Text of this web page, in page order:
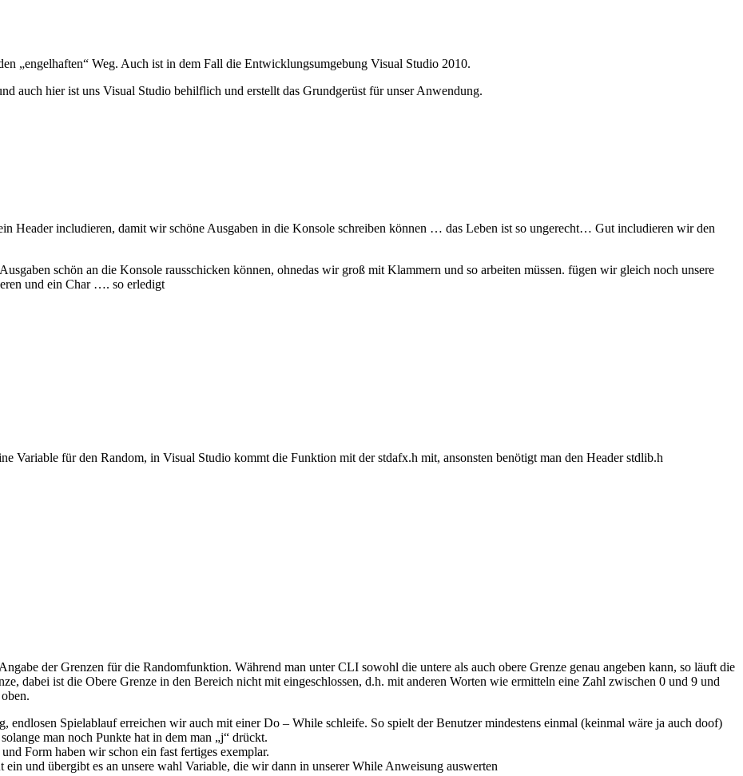
„engelhaften“ Weg. Auch ist in dem Fall die Entwicklungsumgebung Visual Studio 2010.
auch hier ist uns Visual Studio behilflich und erstellt das Grundgerüst für unser Anwendung.
Header includieren, damit wir schöne Ausgaben in die Konsole schreiben können … das Leben ist so ungerecht… Gut includieren wir den
schön an die Konsole rausschicken können, ohnedas wir groß mit Klammern und so arbeiten müssen. fügen wir gleich noch unsere
und ein Char …. so erledigt
Variable für den Random, in Visual Studio kommt die Funktion mit der stdafx.h mit, ansonsten benötigt man den Header stdlib.h
der Grenzen für die Randomfunktion. Während man unter CLI sowohl die untere als auch obere Grenze genau angeben kann, so läuft die
dabei ist die Obere Grenze in den Bereich nicht mit eingeschlossen, d.h. mit anderen Worten wie ermitteln eine Zahl zwischen 0 und 9 und
endlosen Spielablauf erreichen wir auch mit einer Do – While schleife. So spielt der Benutzer mindestens einmal (keinmal wäre ja auch doof)
man noch Punkte hat in dem man „j“ drückt.
Form haben wir schon ein fast fertiges exemplar.
und übergibt es an unsere wahl Variable, die wir dann in unserer While Anweisung auswerten